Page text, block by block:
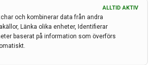
ALLTID AKTIV
och kombinerar data från andra
Länka olika enheter, Identifierar
baserat på information som överförs